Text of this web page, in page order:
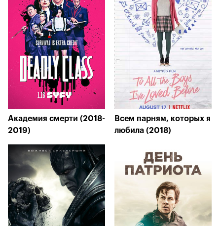
Академия смерти (2018-
2019)
Всем парням, которых я
любила (2018)